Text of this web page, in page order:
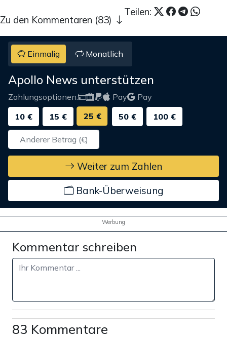
Teilen:
Zu den Kommentaren (83)
Einmalig Monatlich
Apollo News unterstützen
Zahlungsoptionen: Pay
Pay
10 €
15 € 25 € 50 € 100 €
Weiter zum Zahlen
Bank-Überweisung
Werbung
Kommentar schreiben
83 Kommentare